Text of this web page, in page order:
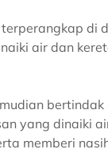
di
air dan
yang dinaiki
memberi